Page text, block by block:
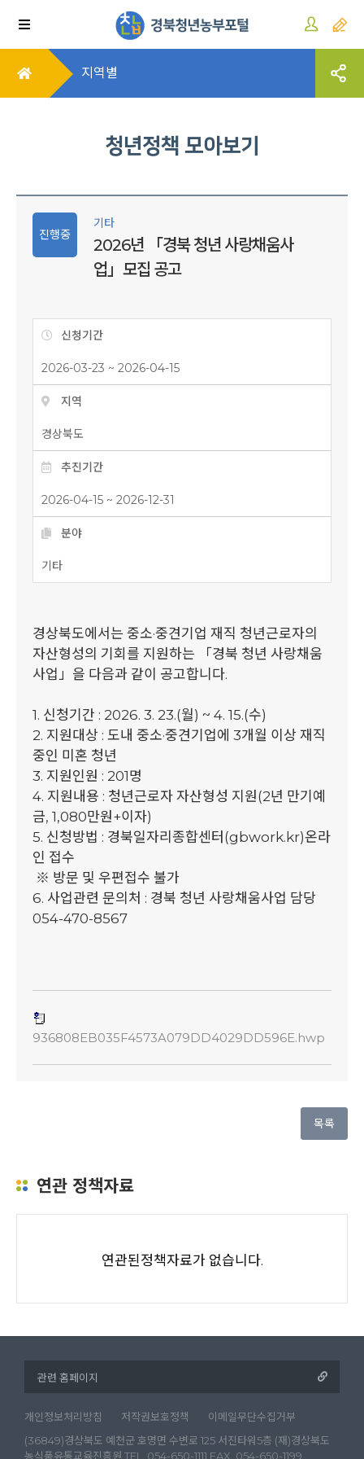
지역별
청년정책 모아보기
진행중
기타
2026년 「경북 청년 사랑채움사
업」모집 공고
신청기간
2026-03-23 ~ 2026-04-15
지역
경상북도
추진기간
2026-04-15 ~ 2026-12-31
분야
기타
경상북도에서는 중소·중견기업 재직 청년근로자의
자산형성의 기회를 지원하는 「경북 청년 사랑채움
사업」을 다음과 같이 공고합니다.
1. 신청기간 : 2026. 3. 23.(월) ~ 4. 15.(수)
2. 지원대상 : 도내 중소·중견기업에 3개월 이상 재직
중인 미혼 청년
3. 지원인원 : 201명
4. 지원내용 : 청년근로자 자산형성 지원(2년 만기예
금, 1,080만원+이자)
5. 신청방법 : 경북일자리종합센터(gbwork.kr)온라
인 접수
※ 방문 및 우편접수 불가
6. 사업관련 문의처 : 경북 청년 사랑채움사업 담당
054-470-8567
936808EB035F4573A079DD4029DD596E.hwp
목록
연관 정책자료
연관된정책자료가 없습니다.
개인정보처리방침 저작권보호정책
이메일무단수집거부
(36849)경상북도 예천군 호명면 수변로 125 서진타워5층 (재)경상북도
농식품유통교육진흥원 TEL. 054-650-1111 FAX. 054-650-1199